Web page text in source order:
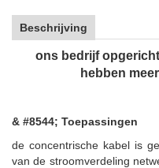
Beschrijving
ons bedrijf
hebben
& #8544; Toepassingen
de concentrische kabel is
van de stroomverdeling